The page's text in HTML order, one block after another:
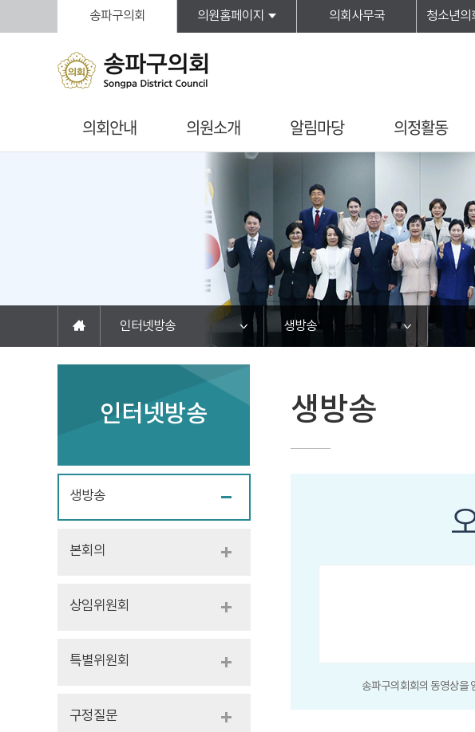
송파구의회 의원홈페이지 의회사무국 청소년의
의회안내 의원소개 알림마당 의정활동
인터넷방송 생방송
인터넷방송
생방송
본회의
상임위원회
특별위원회
구정질문
생방송
송파구의회회의 동영상을